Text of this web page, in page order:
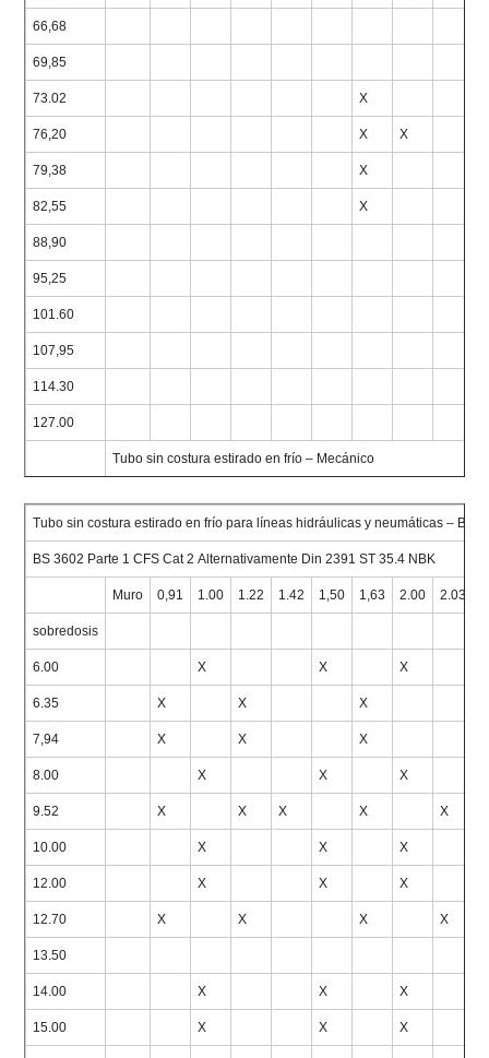
66,68
69,85
73.02 X
76,20 X X
79,38 X
82,55 X
88,90
95,25
101.60
107,95
114.30
127.00
Tubo sin costura estirado en frío – Mecánico
Tubo sin costura estirado en frío para líneas hidráulicas y neumáticas – BS
BS 3602 Parte 1 CFS Cat 2 Alternativamente Din 2391 ST 35.4 NBK
Muro 0,91 1.00 1.22 1.42 1,50 1,63 2.00 2.03
sobredosis
6.00 X X X
6.35 X X X
7,94 X X X
8.00 X X X
9.52 X X X X X
10.00 X X X
12.00 X X X
12.70 X X X X
13.50
14.00 X X X
15.00 X X X